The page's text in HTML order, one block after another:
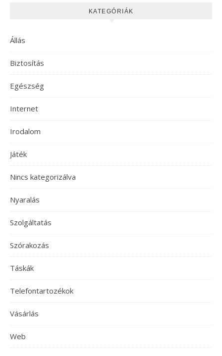
KATEGÓRIÁK
Állás
Biztosítás
Egészség
Internet
Irodalom
Játék
Nincs kategorizálva
Nyaralás
Szolgáltatás
Szórakozás
Táskák
Telefontartozékok
Vásárlás
Web